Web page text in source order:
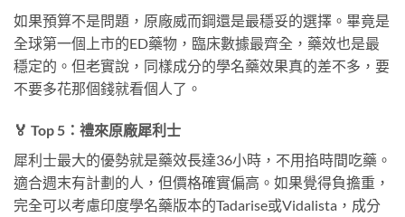
如果預算不是問題，原廠威而鋼還是最穩妥的選擇。畢竟是
全球第一個上市的ED藥物，臨床數據最齊全，藥效也是最
穩定的。但老實說，同樣成分的學名藥效果真的差不多，要
不要多花那個錢就看個人了。
🏅 Top 5：禮來原廠犀利士
犀利士最大的優勢就是藥效長達36小時，不用掐時間吃藥。
適合週末有計劃的人，但價格確實偏高。如果覺得負擔重，
完全可以考慮印度學名藥版本的Tadarise或Vidalista，成分